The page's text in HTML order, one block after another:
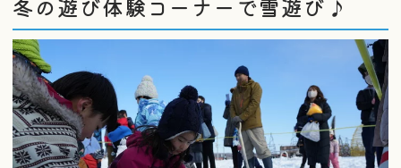
冬の遊び体験コーナーで雪遊び♪